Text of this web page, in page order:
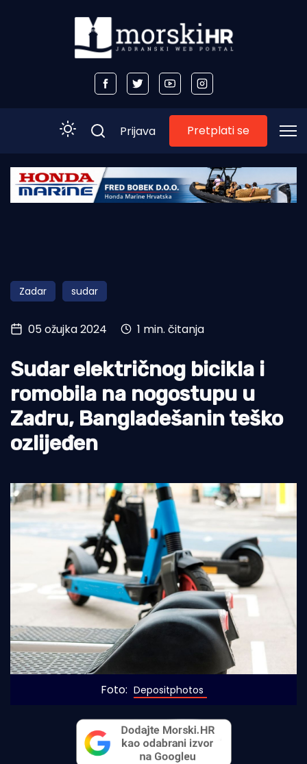
Početna
Obala
Otoci
Turizam i nautika
Pomorstvo
Ribolov
Ekologija
Tradicija i kultura
Prijava Pretplati se
Zadar sudar
05 ožujka 2024 1 min. čitanja
Sudar električnog bicikla i
romobila na nogostupu u
Zadru, Bangladešanin teško
ozlijeđen
Foto: Depositphotos